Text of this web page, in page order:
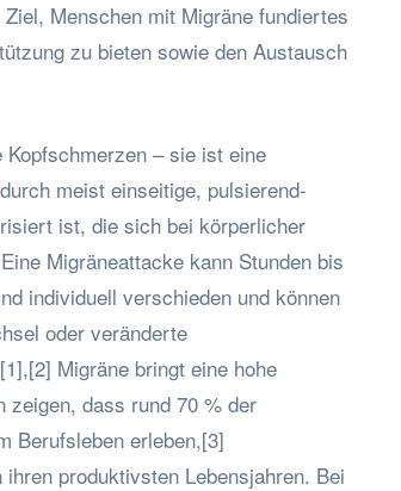
Menschen mit Migräne fundiertes
zu bieten sowie den Austausch
– sie ist eine
meist einseitige, pulsierend-
ist, die sich bei körperlicher
Migräneattacke kann Stunden bis
individuell verschieden und können
oder veränderte
Migräne bringt eine hohe
dass rund 70 % der
Berufsleben erleben,[3]
produktivsten Lebensjahren. Bei